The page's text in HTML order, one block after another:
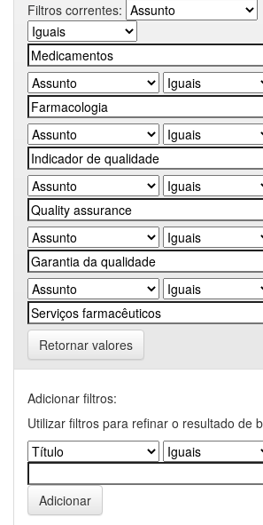
Filtros correntes:
Retornar valores
Adicionar filtros:
Utilizar filtros para refinar o resultado de